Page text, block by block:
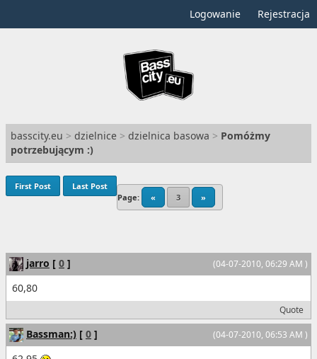
Logowanie Rejestracja
basscity.eu > dzielnice > dzielnica basowa > Pomóżmy
potrzebującym :)
Page: « 3 »
First Post Last Post
(04-07-2010, 06:29 AM )
jarro [ 0 ]
60,80
Quote
(04-07-2010, 06:53 AM )
Bassman:) [ 0 ]